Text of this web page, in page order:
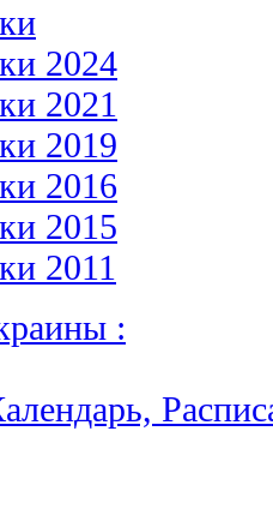
2024
2021
2019
2016
2015
2011
: